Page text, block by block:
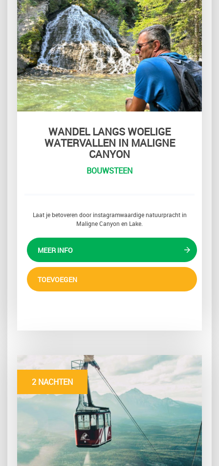
WANDEL LANGS WOELIGE
WATERVALLEN IN MALIGNE
CANYON
BOUWSTEEN
Laat je betoveren door instagramwaardige natuurpracht in
Maligne Canyon en Lake.
MEER INFO
TOEVOEGEN
2 NACHTEN